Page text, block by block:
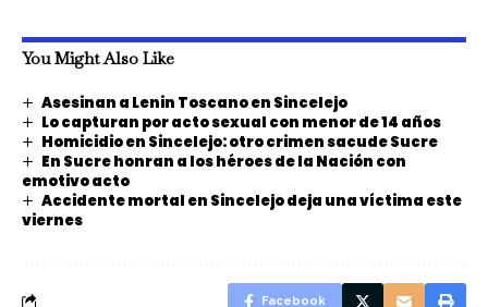
You Might Also Like
Asesinan a Lenin Toscano en Sincelejo
Lo capturan por acto sexual con menor de 14 años
Homicidio en Sincelejo: otro crimen sacude Sucre
En Sucre honran a los héroes de la Nación con
emotivo acto
Accidente mortal en Sincelejo deja una víctima este
viernes
Facebook